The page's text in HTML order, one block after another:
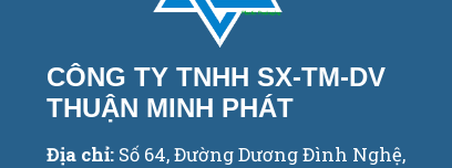
CÔNG TY TNHH SX-TM-DV
THUẬN MINH PHÁT
Địa chỉ: Số 64, Đường Dương Đình Nghệ,